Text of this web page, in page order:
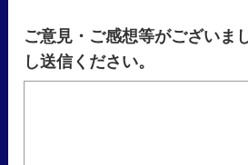
ご意見・ご感想等がございま
し送信ください。